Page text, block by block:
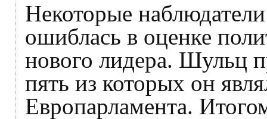
Некоторые
ошиблась в оценке
нового лидера. Шульц
пять из которых он
Европарламента.